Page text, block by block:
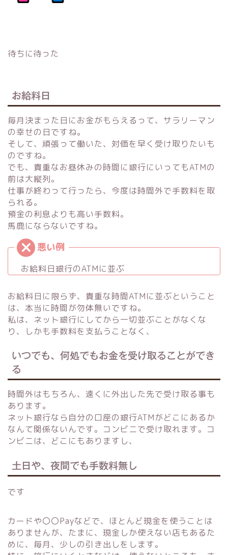
待ちに待った
お給料日
毎月決まった日にお金がもらえるって、サラリーマン
の幸せの日ですね。
そして、頑張って働いた、対価を早く受け取りたいも
のですね。
でも、貴重なお昼休みの時間に銀行にいってもATMの
前は大縦列。
仕事が終わって行ったら、今度は時間外で手数料を取
られる。
預金の利息よりも高い手数料。
馬鹿にならないですね。
お給料日銀行のATMに並ぶ
お給料日に限らず、貴重な時間ATMに並ぶということ
は、本当に時間が勿体無いですね。
私は、ネット銀行にしてから一切並ぶことがなくな
り、しかも手数料を支払うことなく、
いつでも、何処でもお金を受け取ることができ
る
時間外はもちろん、遠くに外出した先で受け取る事も
あります。
ネット銀行なら自分の口座の銀行ATMがどこにあるか
なんて関係ないんです。コンビニで受け取れます。コ
ンビニは、どこにもありますし、
土日や、夜間でも手数料無し
です
カードや〇〇Payなどで、ほとんど現金を使うことは
ありませんが、たまに、現金しか使えない店もあるた
めに、毎月、少しの引き出しをします。